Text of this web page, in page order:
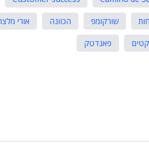
שורקומפ הכוונה אורי
פאנדטק